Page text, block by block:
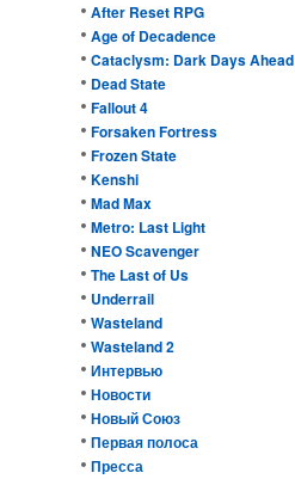
After Reset RPG
Age of Decadence
Cataclysm: Dark Days Ahead
Dead State
Fallout 4
Forsaken Fortress
Frozen State
Kenshi
Mad Max
Metro: Last Light
NEO Scavenger
The Last of Us
Underrail
Wasteland
Wasteland 2
Интервью
Новости
Новый Союз
Первая полоса
Пресса